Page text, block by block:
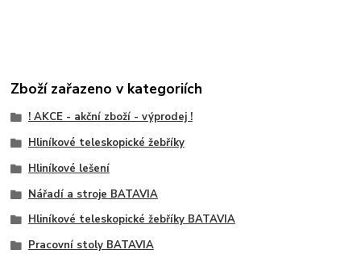
Zboží zařazeno v kategoriích
! AKCE - akční zboží - výprodej !
Hliníkové teleskopické žebříky
Hliníkové lešení
Nářadí a stroje BATAVIA
Hliníkové teleskopické žebříky BATAVIA
Pracovní stoly BATAVIA